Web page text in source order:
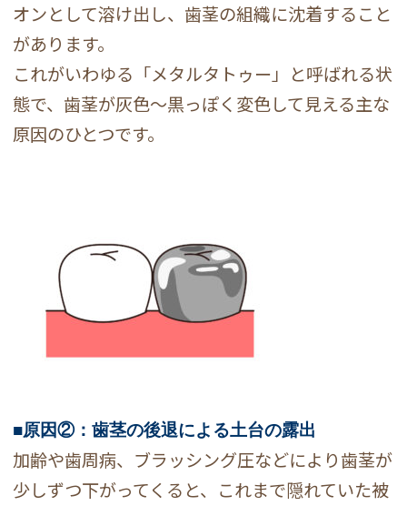
オンとして溶け出し、歯茎の組織に沈着すること
があります。
これがいわゆる「メタルタトゥー」と呼ばれる状
態で、歯茎が灰色〜黒っぽく変色して見える主な
原因のひとつです。
■原因②：歯茎の後退による土台の露出
加齢や歯周病、ブラッシング圧などにより歯茎が
少しずつ下がってくると、これまで隠れていた被